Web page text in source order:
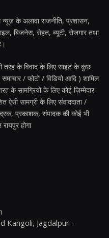
के अलावा राजनीति, प्रशासन,
बिजनेस, सेहत, ब्यूटी, रोजगार तथा
तरह के विवाद के लिए साइट के कुछ
समाचार / फोटो / विडियो आदि ) शामिल
के सामग्रियों के लिए कोई ज़िम्मेदार
ऐसी सामग्री के लिए संवाददाता /
प्रकाशक, संपादक की कोई भी
रायपुर होगा
Kangoli, Jagdalpur -